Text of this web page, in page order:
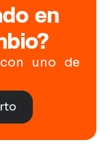
en
uno de